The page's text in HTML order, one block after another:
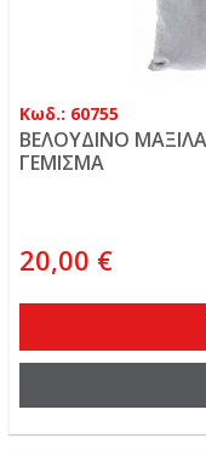
Κωδ.: 60755
ΒΕΛΟΥΔΙΝΟ
ΓΕΜΙΣΜΑ
20,00 €